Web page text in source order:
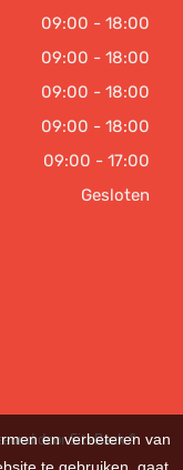
09:00 - 18:00
09:00 - 18:00
09:00 - 18:00
09:00 - 18:00
09:00 - 17:00
Gesloten
doorSitePack ®
en verbeteren van